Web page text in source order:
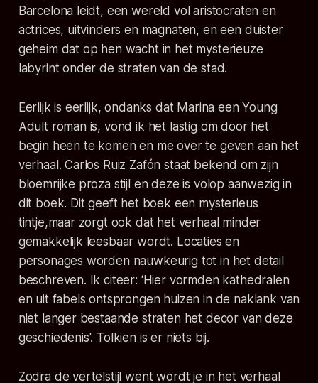
Barcelona leidt, een wereld vol aristocraten en
actrices, uitvinders en magnaten, en een duister
geheim dat op hen wacht in het mysterieuze
labyrint onder de straten van de stad.
Eerlijk is eerlijk, ondanks dat Marina een Young
Adult roman is, vond ik het lastig om door het
begin heen te komen en me over te geven aan het
verhaal. Carlos Ruiz Zafón staat bekend om zijn
bloemrijke proza stijl en deze is volop aanwezig in
dit boek. Dit geeft het boek een mysterieus
tintje,maar zorgt ook dat het verhaal minder
gemakkelijk leesbaar wordt. Locaties en
personages worden nauwkeurig tot in het detail
beschreven. Ik citeer: ‘Hier vormden kathedralen
en uit fabels ontsprongen huizen in de naklank van
niet langer bestaande straten het decor van deze
geschiedenis'. Tolkien is er niets bij.
Zodra de vertelstijl went wordt je in het verhaal